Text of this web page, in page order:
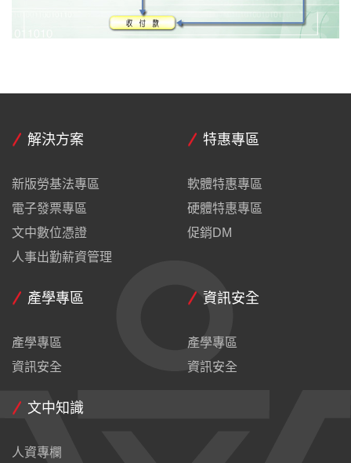
解決方案
新版勞基法專區
電子發票專區
文中數位憑證
人事出勤薪資管理
特惠專區
軟體特惠專區
硬體特惠專區
促銷DM
產學專區
產學專區
資訊安全
資訊安全
產學專區
資訊安全
文中知識
人資專欄